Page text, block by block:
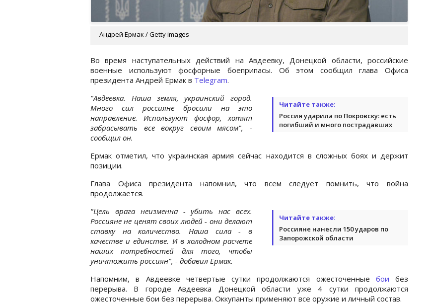
Андрей Ермак / Getty images
Во время наступательных действий на Авдеевку, Донецкой области, российские
военные используют фосфорные боеприпасы. Об этом сообщил глава Офиса
президента Андрей Ермак в Telegram.
Читайте также:
Россия ударила по Покровску: есть
погибший и много пострадавших
"Авдеевка. Наша земля, украинский город.
Много сил россияне бросили на это
направление. Используют фосфор, хотят
забрасывать все вокруг своим мясом", -
сообщил он.
Ермак отметил, что украинская армия сейчас находится в сложных боях и держит
позиции.
Глава Офиса президента напомнил, что всем следует помнить, что война
продолжается.
Читайте также:
Россияне нанесли 150 ударов по
Запорожской области
"Цель врага неизменна - убить нас всех.
Россияне не ценят своих людей - они делают
ставку на количество. Наша сила - в
качестве и единстве. И в холодном расчете
наших потребностей для того, чтобы
уничтожить россиян", - добавил Ермак.
Напомним, в Авдеевке четвертые сутки продолжаются ожесточенные бои без
перерыва. В городе Авдеевка Донецкой области уже 4 сутки продолжаются
ожесточенные бои без перерыва. Оккупанты применяют все оружие и личный состав.